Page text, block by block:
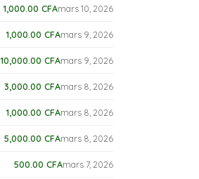
1,000.00 CFAmars 10, 2026
1,000.00 CFAmars 9, 2026
10,000.00 CFAmars 9, 2026
3,000.00 CFAmars 8, 2026
1,000.00 CFAmars 8, 2026
5,000.00 CFAmars 8, 2026
500.00 CFAmars 7, 2026